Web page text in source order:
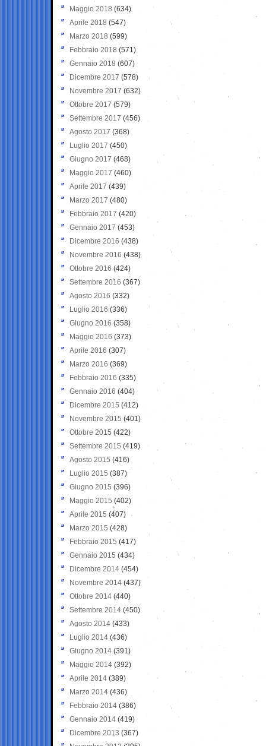
Maggio 2018 (634)
Aprile 2018 (547)
Marzo 2018 (599)
Febbraio 2018 (571)
Gennaio 2018 (607)
Dicembre 2017 (578)
Novembre 2017 (632)
Ottobre 2017 (579)
Settembre 2017 (456)
Agosto 2017 (368)
Luglio 2017 (450)
Giugno 2017 (468)
Maggio 2017 (460)
Aprile 2017 (439)
Marzo 2017 (480)
Febbraio 2017 (420)
Gennaio 2017 (453)
Dicembre 2016 (438)
Novembre 2016 (438)
Ottobre 2016 (424)
Settembre 2016 (367)
Agosto 2016 (332)
Luglio 2016 (336)
Giugno 2016 (358)
Maggio 2016 (373)
Aprile 2016 (307)
Marzo 2016 (369)
Febbraio 2016 (335)
Gennaio 2016 (404)
Dicembre 2015 (412)
Novembre 2015 (401)
Ottobre 2015 (422)
Settembre 2015 (419)
Agosto 2015 (416)
Luglio 2015 (387)
Giugno 2015 (396)
Maggio 2015 (402)
Aprile 2015 (407)
Marzo 2015 (428)
Febbraio 2015 (417)
Gennaio 2015 (434)
Dicembre 2014 (454)
Novembre 2014 (437)
Ottobre 2014 (440)
Settembre 2014 (450)
Agosto 2014 (433)
Luglio 2014 (436)
Giugno 2014 (391)
Maggio 2014 (392)
Aprile 2014 (389)
Marzo 2014 (436)
Febbraio 2014 (386)
Gennaio 2014 (419)
Dicembre 2013 (367)